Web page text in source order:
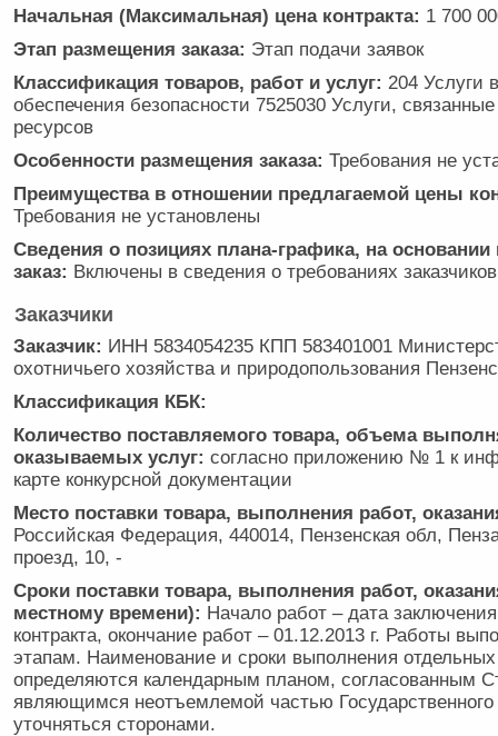
Начальная (Максимальная) цена контракта: 1 700
Этап размещения заказа: Этап подачи заявок
Классификация товаров, работ и услуг: 204 Услуги
обеспечения безопасности 7525030 Услуги,
ресурсов
Особенности размещения заказа: Требования не
Преимущества в отношении предлагаемой цены
Требования не установлены
Сведения о позициях плана-графика, на основании
заказ: Включены в сведения о требованиях заказчиков
Заказчики
Заказчик: ИНН 5834054235 КПП 583401001
охотничьего хозяйства и природопользования
Классификация КБК:
Количество поставляемого товара, объема
оказываемых услуг: согласно приложению № 1 к
карте конкурсной документации
Место поставки товара, выполнения работ,
Российская Федерация, 440014, Пензенская обл,
проезд, 10, -
Сроки поставки товара, выполнения работ,
местному времени): Начало работ – дата заключения
контракта, окончание работ – 01.12.2013 г. Работы
этапам. Наименование и сроки выполнения отдельных
определяются календарным планом, согласованным
являющимся неотъемлемой частью Государственного
уточняться сторонами.